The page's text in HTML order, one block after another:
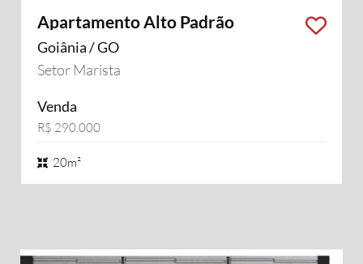
Apartamento Alto Padrão
Goiânia / GO
Setor Marista
Venda
R$ 290.000
20m²